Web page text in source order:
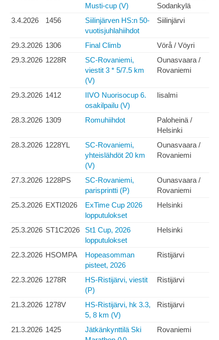
Musti-cup (V)
Sodankylä
3.4.2026
1456
Siilinjärven HS:n 50-
vuotisjuhlahiihdot
Siilinjärvi
29.3.2026 1306 Final Climb
Vörå / Vöyri
29.3.2026 1228R
SC-Rovaniemi,
viestit 3 * 5/7.5 km
(V)
Ounasvaara /
Rovaniemi
29.3.2026 1412
IIVO Nuorisocup 6.
osakilpailu (V)
Iisalmi
28.3.2026 1309 Romuhiihdot
Paloheinä /
Helsinki
28.3.2026 1228YL
SC-Rovaniemi,
yhteislähdöt 20 km
(V)
Ounasvaara /
Rovaniemi
27.3.2026 1228PS
SC-Rovaniemi,
parisprintti (P)
Ounasvaara /
Rovaniemi
25.3.2026 EXTI2026
ExTime Cup 2026
lopputulokset
Helsinki
25.3.2026 ST1C2026
St1 Cup, 2026
lopputulokset
Helsinki
22.3.2026 HSOMPA
Hopeasomman
pisteet, 2026
Ristijärvi
22.3.2026 1278R
HS-Ristijärvi, viestit
(P)
Ristijärvi
21.3.2026 1278V
HS-Ristijärvi, hk 3.3,
5, 8 km (V)
Ristijärvi
21.3.2026 1425
Jätkänkynttilä Ski
Rovaniemi